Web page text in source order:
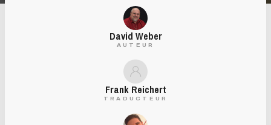
David Weber
AUTEUR
Frank Reichert
TRADUCTEUR